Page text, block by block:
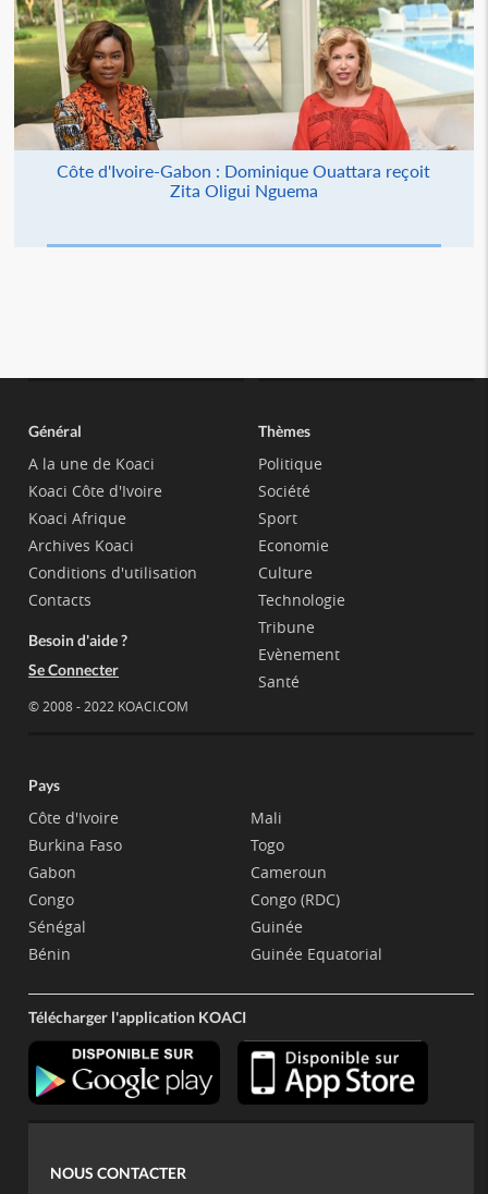
Côte d'Ivoire-Gabon : Dominique Ouattara reçoit
Zita Oligui Nguema
Général
A la une de Koaci
Koaci Côte d'Ivoire
Koaci Afrique
Archives Koaci
Conditions d'utilisation
Contacts
Besoin d'aide ?
Se Connecter
© 2008 - 2022 KOACI.COM
Thèmes
Politique
Société
Sport
Economie
Culture
Technologie
Tribune
Evènement
Santé
Pays
Côte d'Ivoire
Burkina Faso
Gabon
Congo
Sénégal
Bénin
Mali
Togo
Cameroun
Congo (RDC)
Guinée
Guinée Equatorial
Télécharger l'application KOACI
NOUS CONTACTER